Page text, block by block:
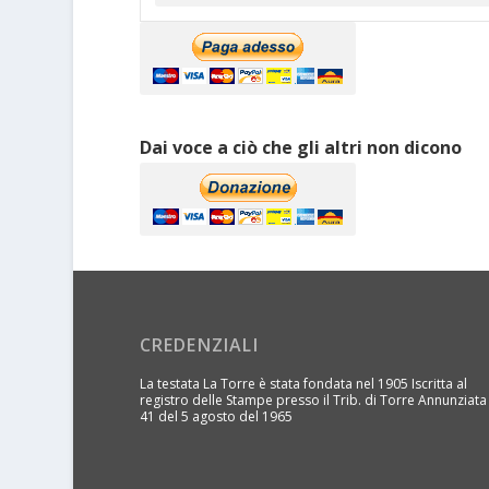
Dai voce a ciò che gli altri non dicono
CREDENZIALI
La testata La Torre è stata fondata nel 1905 Iscritta al
registro delle Stampe presso il Trib. di Torre
41 del 5 agosto del 1965